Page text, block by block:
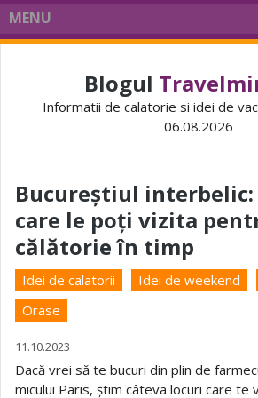
MENU
Blogul
Informatii de calatorie si idei de
06.08.2026
Bucureștiul interbelic:
care le poți vizita
călătorie în timp
Idei de calatorii Idei de weekend
Orase
11.10.2023
Dacă vrei să te bucuri din plin de
micului Paris, știm câteva locuri care te